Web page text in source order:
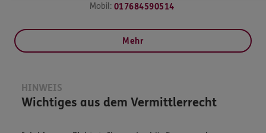
Mobil: 017684590514
Mehr
HINWEIS
Wichtiges aus dem Vermittlerrecht